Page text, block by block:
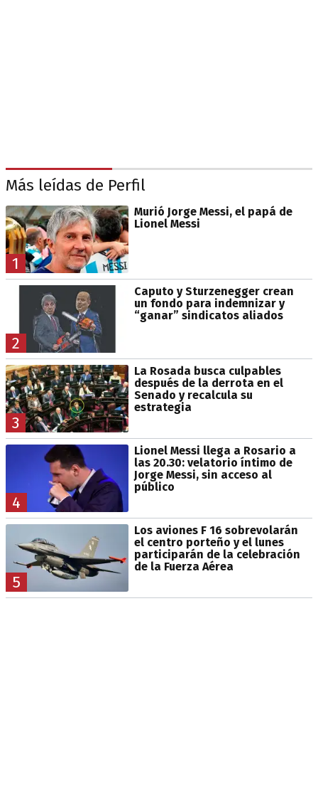
Más leídas de Perfil
1
Murió Jorge Messi, el papá de
Lionel Messi
2
Caputo y Sturzenegger crean
un fondo para indemnizar y
“ganar” sindicatos aliados
3
La Rosada busca culpables
después de la derrota en el
Senado y recalcula su
estrategia
4
Lionel Messi llega a Rosario a
las 20.30: velatorio íntimo de
Jorge Messi, sin acceso al
público
5
Los aviones F 16 sobrevolarán
el centro porteño y el lunes
participarán de la celebración
de la Fuerza Aérea